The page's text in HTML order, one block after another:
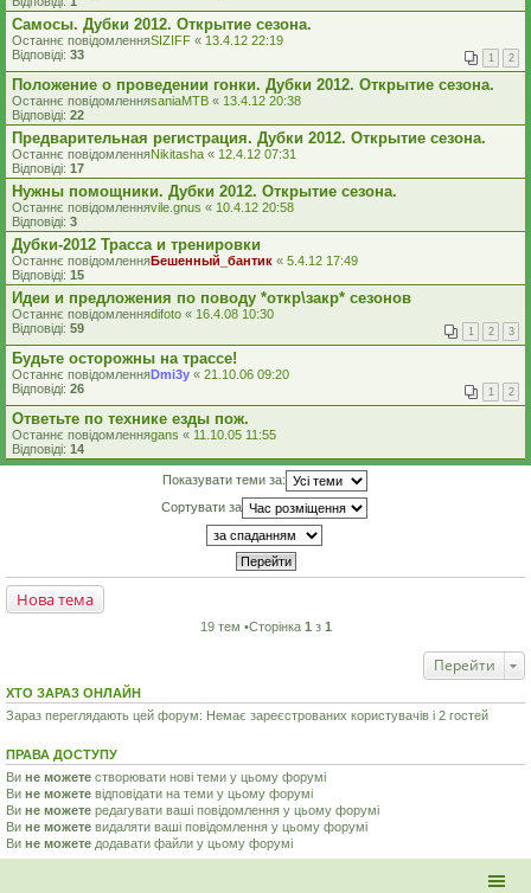
Самосы. Дубки 2012. Открытие сезона.
Останнє повідомленняSIZIFF « 13.4.12 22:19
Відповіді: 33 1 2
Положение о проведении гонки. Дубки 2012. Открытие сезона.
Останнє повідомленняsaniaMTB « 13.4.12 20:38
Відповіді: 22
Предварительная регистрация. Дубки 2012. Открытие сезона.
Останнє повідомленняNikitasha « 12.4.12 07:31
Відповіді: 17
Нужны помощники. Дубки 2012. Открытие сезона.
Останнє повідомленняvile.gnus « 10.4.12 20:58
Відповіді: 3
Дубки-2012 Трасса и тренировки
Останнє повідомленняБешенный_бантик « 5.4.12 17:49
Відповіді: 15
Идеи и предложения по поводу *откр\закр* сезонов
Останнє повідомленняdifoto « 16.4.08 10:30
Відповіді: 59 1 2 3
Будьте осторожны на трассе!
Останнє повідомленняDmi3y « 21.10.06 09:20
Відповіді: 26 1 2
Ответьте по технике езды пож.
Останнє повідомленняgans « 11.10.05 11:55
Відповіді: 14
Показувати теми за:
Сортувати за
Нова тема
19 тем •Сторінка 1 з 1
Перейти
ХТО ЗАРАЗ ОНЛАЙН
Зараз переглядають цей форум: Немає зареєстрованих користувачів і 2 гостей
ПРАВА ДОСТУПУ
Ви не можете створювати нові теми у цьому форумі
Ви не можете відповідати на теми у цьому форумі
Ви не можете редагувати ваші повідомлення у цьому форумі
Ви не можете видаляти ваші повідомлення у цьому форумі
Ви не можете додавати файли у цьому форумі